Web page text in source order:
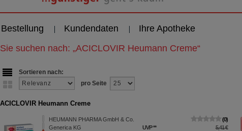
Bestellung Kundendaten Ihre Apotheke
Sie suchen nach: „ACICLOVIR Heumann Creme“
Sortieren nach:
pro Seite
ACICLOVIR Heumann Creme
HEUMANN PHARMA GmbH & Co.
Generica KG
0
UVP** 5,41 €